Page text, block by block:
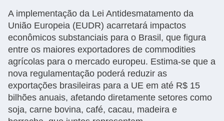
A implementação da Lei Antidesmatamento da
União Europeia (EUDR) acarretará impactos
econômicos substanciais para o Brasil, que figura
entre os maiores exportadores de commodities
agrícolas para o mercado europeu. Estima-se que a
nova regulamentação poderá reduzir as
exportações brasileiras para a UE em até R$ 15
bilhões anuais, afetando diretamente setores como
soja, carne bovina, café, cacau, madeira e